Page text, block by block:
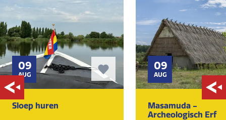
09
AUG
Sloep huren
09
AUG
Masamuda -
Archeologisch Erf